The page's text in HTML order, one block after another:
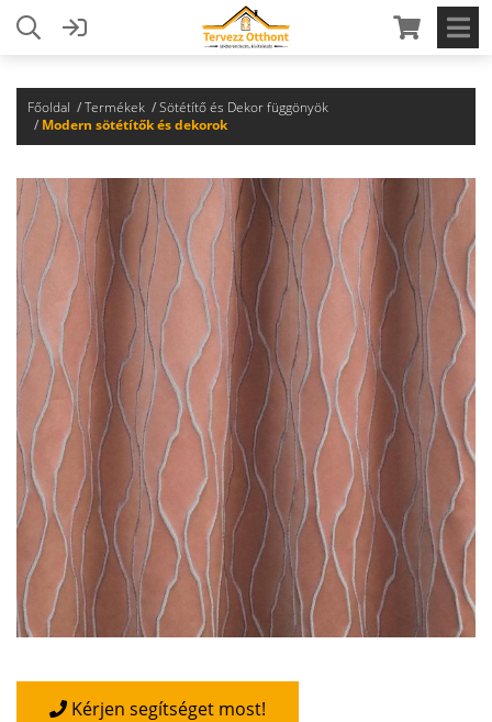
Főoldal Termékek
Sötétítő és Dekor függönyök
Modern sötétítők és dekorok
Kérjen segítséget most!